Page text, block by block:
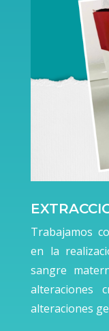
Trabajamos
en la
sangre
alteraciones
alteraciones